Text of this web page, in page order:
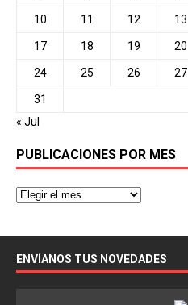
10 11 12 13
17 18 19 20
24 25 26 27
31
« Jul
PUBLICACIONES POR MES
ENVÍANOS TUS NOVEDADES